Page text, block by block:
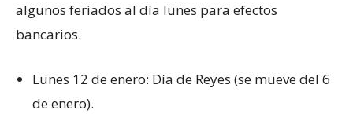
algunos feriados al día lunes para efectos
bancarios.
Lunes 12 de enero: Día de Reyes (se mueve del 6
de enero).